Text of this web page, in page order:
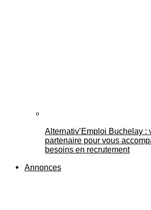
Alternativ’Emploi Buchelay :
partenaire pour vous
besoins en recrutement
Annonces